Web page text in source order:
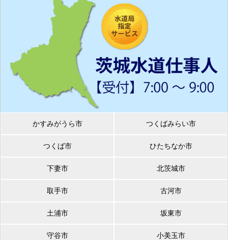
かすみがうら市 つくばみらい市
つくば市 ひたちなか市
下妻市 北茨城市
取手市 古河市
土浦市 坂東市
守谷市 小美玉市